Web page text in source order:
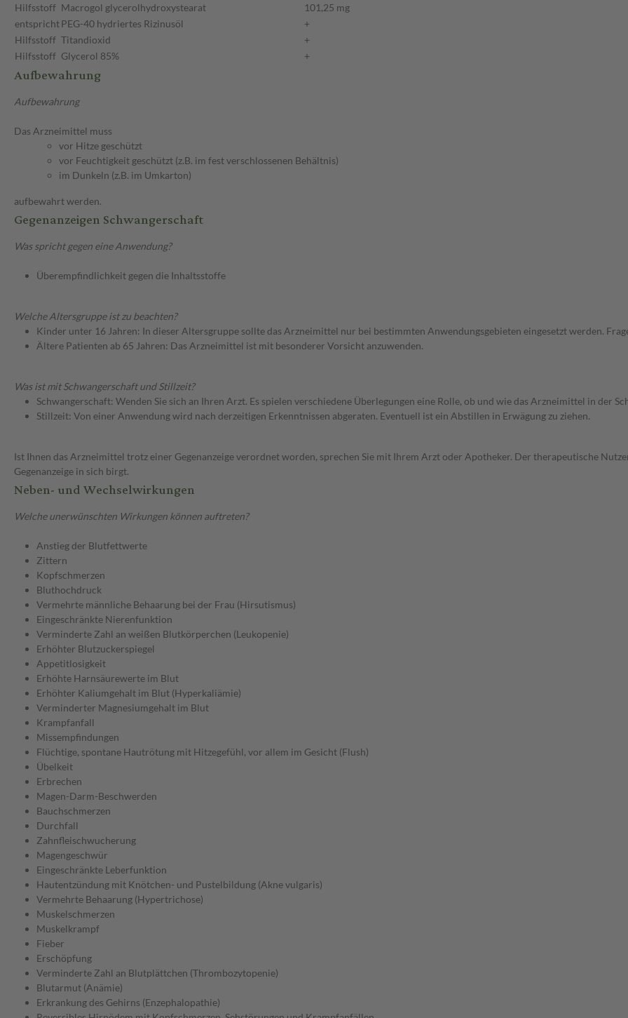
Hilfsstoff Macrogol glycerolhydroxystearat
101,25 mg
entsprichtPEG-40 hydriertes Rizinusöl
+
Hilfsstoff Titandioxid
+
Hilfsstoff Glycerol 85% +
Aufbewahrung
Aufbewahrung
Das Arzneimittel muss
vor Hitze geschützt
vor Feuchtigkeit geschützt (z.B. im fest verschlossenen Behältnis)
im Dunkeln (z.B. im Umkarton)
aufbewahrt werden.
Gegenanzeigen Schwangerschaft
Was spricht gegen eine Anwendung?
Überempfindlichkeit gegen die Inhaltsstoffe
Welche Altersgruppe ist zu beachten?
Kinder unter 16 Jahren: In dieser Altersgruppe sollte das Arzneimittel nur bei bestimmten Anwendungsgebieten eingesetzt werden.
Ältere Patienten ab 65 Jahren: Das Arzneimittel ist mit besonderer Vorsicht anzuwenden.
Was ist mit Schwangerschaft und Stillzeit?
Schwangerschaft: Wenden Sie sich an Ihren Arzt. Es spielen verschiedene Überlegungen eine Rolle, ob und wie das Arzneimittel in der
Stillzeit: Von einer Anwendung wird nach derzeitigen Erkenntnissen abgeraten. Eventuell ist ein Abstillen in Erwägung zu ziehen.
Ist Ihnen das Arzneimittel trotz einer Gegenanzeige verordnet worden, sprechen Sie mit Ihrem Arzt oder Apotheker. Der therapeutische
Gegenanzeige in sich birgt.
Neben- und Wechselwirkungen
Welche unerwünschten Wirkungen können auftreten?
Anstieg der Blutfettwerte
Zittern
Kopfschmerzen
Bluthochdruck
Vermehrte männliche Behaarung bei der Frau (Hirsutismus)
Eingeschränkte Nierenfunktion
Verminderte Zahl an weißen Blutkörperchen (Leukopenie)
Erhöhter Blutzuckerspiegel
Appetitlosigkeit
Erhöhte Harnsäurewerte im Blut
Erhöhter Kaliumgehalt im Blut (Hyperkaliämie)
Verminderter Magnesiumgehalt im Blut
Krampfanfall
Missempfindungen
Flüchtige, spontane Hautrötung mit Hitzegefühl, vor allem im Gesicht (Flush)
Übelkeit
Erbrechen
Magen-Darm-Beschwerden
Bauchschmerzen
Durchfall
Zahnfleischwucherung
Magengeschwür
Eingeschränkte Leberfunktion
Hautentzündung mit Knötchen- und Pustelbildung (Akne vulgaris)
Vermehrte Behaarung (Hypertrichose)
Muskelschmerzen
Muskelkrampf
Fieber
Erschöpfung
Verminderte Zahl an Blutplättchen (Thrombozytopenie)
Blutarmut (Anämie)
Erkrankung des Gehirns (Enzephalopathie)